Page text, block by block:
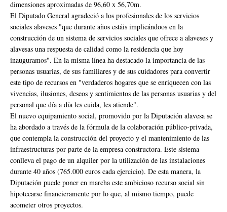
dimensiones aproximadas de 96,60 x 56,70m.
El Diputado General agradeció a los profesionales de los servicios
sociales alaveses "que durante años estáis implicándoos en la
construcción de un sistema de servicios sociales que ofrece a alaveses y
alavesas una respuesta de calidad como la residencia que hoy
inauguramos". En la misma línea ha destacado la importancia de las
personas usuarias, de sus familiares y de sus cuidadores para convertir
este tipo de recursos en "verdaderos hogares que se enriquecen con las
vivencias, ilusiones, deseos y sentimientos de las personas usuarias y del
personal que día a día les cuida, les atiende".
El nuevo equipamiento social, promovido por la Diputación alavesa se
ha abordado a través de la fórmula de la colaboración público-privada,
que contempla la construcción del proyecto y el mantenimiento de las
infraestructuras por parte de la empresa constructora. Este sistema
conlleva el pago de un alquiler por la utilización de las instalaciones
durante 40 años (765.000 euros cada ejercicio). De esta manera, la
Diputación puede poner en marcha este ambicioso recurso social sin
hipotecarse financieramente por lo que, al mismo tiempo, puede
acometer otros proyectos.